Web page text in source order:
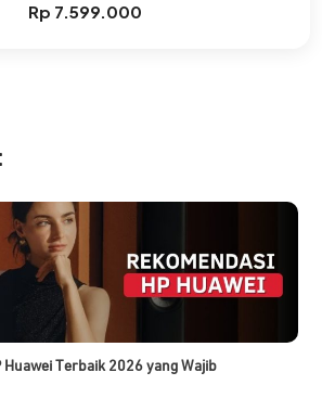
Rp 7.599.000
Huawei Terbaik 2026 yang Wajib